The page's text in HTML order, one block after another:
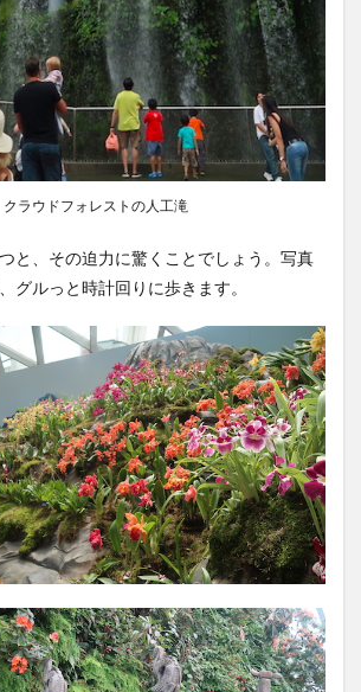
クラウドフォレストの人工滝
と、その迫力に驚くことでしょう。写真
グルっと時計回りに歩きます。